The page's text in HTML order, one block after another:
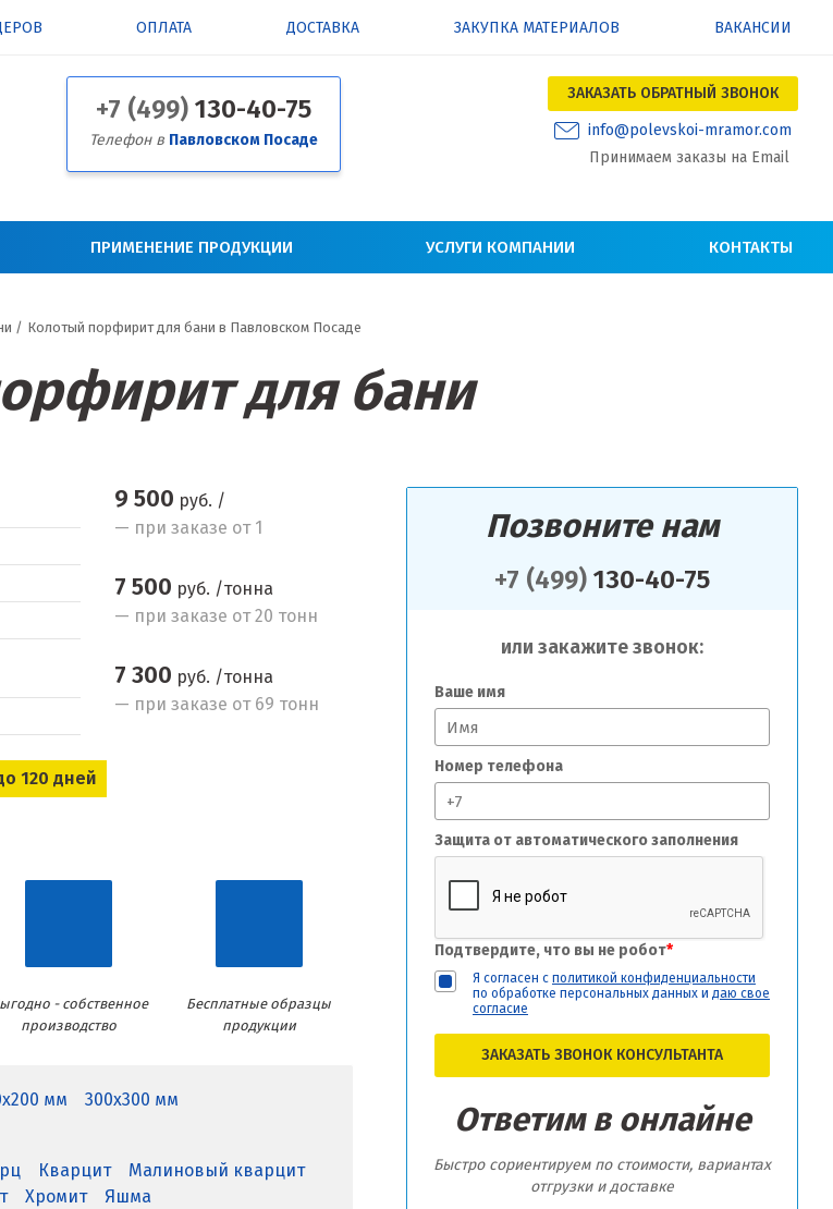
ОПЛАТА ДОСТАВКА ЗАКУПКА МАТЕРИАЛОВ ВАКАНСИИ
+7 (499) 130-40-75
Телефон в Павловском Посаде
ЗАКАЗАТЬ ОБРАТНЫЙ ЗВОНОК
info@polevskoi-mramor.com
Принимаем заказы на Email
ПРИМЕНЕНИЕ ПРОДУКЦИИ УСЛУГИ КОМПАНИИ КОНТАКТЫ
/ Колотый порфирит для бани в Павловском Посаде
для бани
Позвоните нам
+7 (499) 130-40-75
или закажите звонок:
Ваше имя
Номер телефона
Защита от автоматического заполнения
Подтвердите, что вы не робот*
Я согласен с политикой конфиденциальности
по обработке персональных данных и даю свое
согласие
ЗАКАЗАТЬ ЗВОНОК КОНСУЛЬТАНТА
Ответим в онлайне
Быстро сориентируем по стоимости, вариантах
отгрузки и доставке
120 дней
9 500 руб. /
— при заказе от 1
7 500 руб. /тонна
— при заказе от 20 тонн
7 300 руб. /тонна
— при заказе от 69 тонн
- собственное
производство
Бесплатные образцы
продукции
мм 300x300 мм
Кварцит
Малиновый кварцит
Хромит Яшма